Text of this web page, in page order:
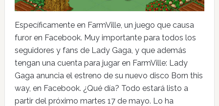
Específicamente en FarmVille, un juego que causa
furor en Facebook. Muy importante para todos los
seguidores y fans de Lady Gaga, y que además
tengan una cuenta para jugar en FarmVille: Lady
Gaga anuncia el estreno de su nuevo disco Born this
way, en Facebook. ¿Qué día? Todo estará listo a
partir del próximo martes 17 de mayo. Lo ha